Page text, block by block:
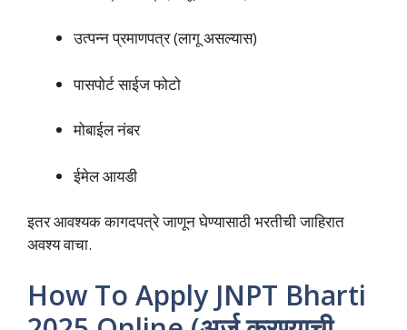
उत्पन्न प्रमाणपत्र (लागू असल्यास)
पासपोर्ट साईज फोटो
मोबाईल नंबर
ईमेल आयडी
इतर आवश्यक कागदपत्रे जाणून घेण्यासाठी भरतीची जाहिरात
अवश्य वाचा.
How To Apply JNPT Bharti